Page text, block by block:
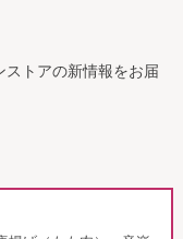
トアの新情報をお届